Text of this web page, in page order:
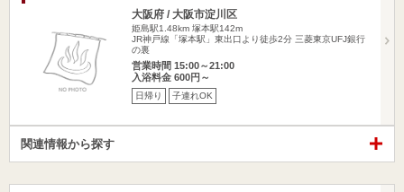
大阪府 / 大阪市淀川区
姫島駅1.48km 塚本駅142m
JR神戸線「塚本駅」東出口より徒歩2分 三菱東京UFJ銀行
の裏
営業時間 15:00～21:00
入浴料金 600円～
日帰り 子連れOK
関連情報から探す